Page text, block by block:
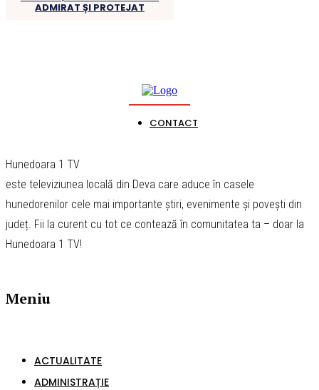
ADMIRAT ȘI PROTEJAT
CONTACT
Hunedoara 1 TV
este televiziunea locală din Deva care aduce în casele
hunedorenilor cele mai importante știri, evenimente și povești din
județ. Fii la curent cu tot ce contează în comunitatea ta – doar la
Hunedoara 1 TV!
Meniu
ACTUALITATE
ADMINISTRAȚIE